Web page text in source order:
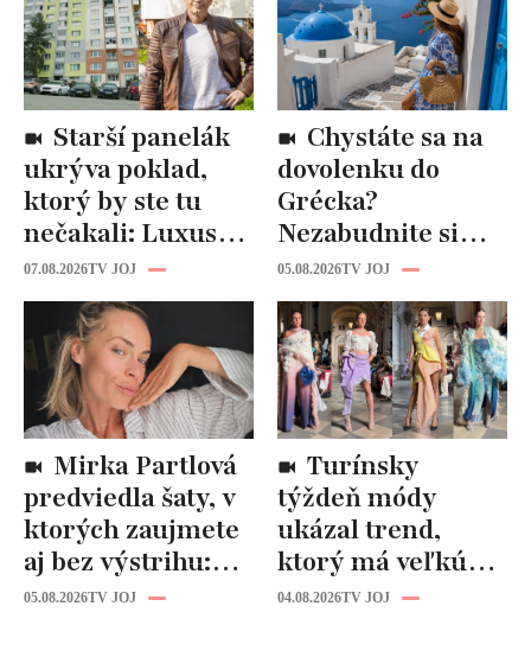
ukrýva poklad,
ktorý by ste tu
nečakali: Luxusná
kuchyňa aj
kúpeľňa ako z
novostavby!
07.08.2026TV JOJ
dovolenku do
Grécka?
Nezabudnite si
odtiaľ uloviť tieto
štýlové kúsky
05.08.2026TV JOJ
predviedla šaty, v
ktorých zaujmete
aj bez výstrihu:
Ich čaro je v tomto
05.08.2026TV JOJ
týždeň módy
ukázal trend,
ktorý má veľkú
budúcnosť: Počuli
04.08.2026TV JOJ